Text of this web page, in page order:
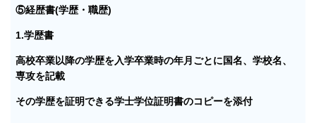
⑤経歴書(学歴・職歴)
1.学歴書
高校卒業以降の学歴を入学卒業時の年月ごとに国名、学校名、
専攻を記載
その学歴を証明できる学士学位証明書のコピーを添付